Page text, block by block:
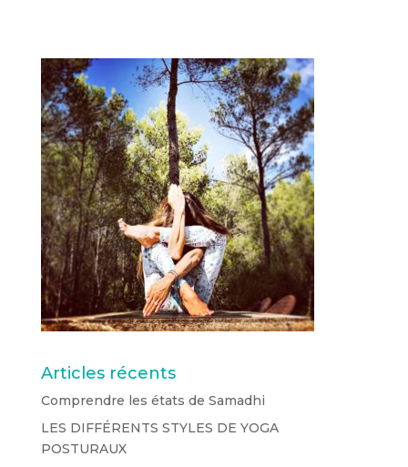
Articles récents
Comprendre les états de Samadhi
LES DIFFÉRENTS STYLES DE YOGA
POSTURAUX